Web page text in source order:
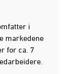
i
markedene
for ca. 7